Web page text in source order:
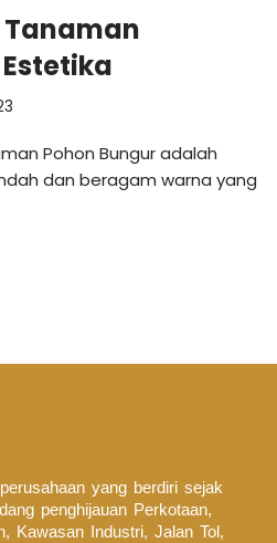
Tanaman
Pohon Bungur adalah
dan beragam warna yang
yang berdiri sejak
penghijauan Perkotaan,
Kawasan Industri, Jalan Tol,